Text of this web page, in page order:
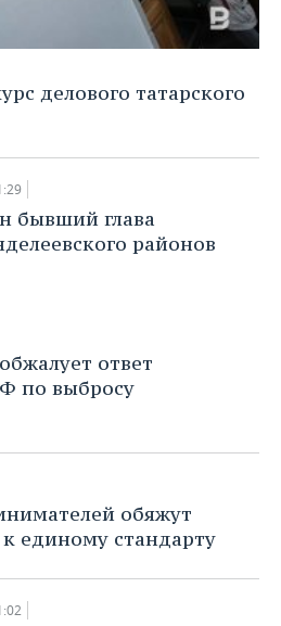
делового татарского
бывший глава
районов
ответ
по выбросу
обяжут
единому стандарту